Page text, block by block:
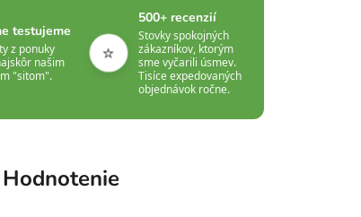
testujeme
z ponuky
našim
"sitom".
⭐
500+ recenzií
Stovky spokojných
zákazníkov, ktorým
sme vyčarili úsmev.
Tisíce expedovaných
objednávok ročne.
Hodnotenie